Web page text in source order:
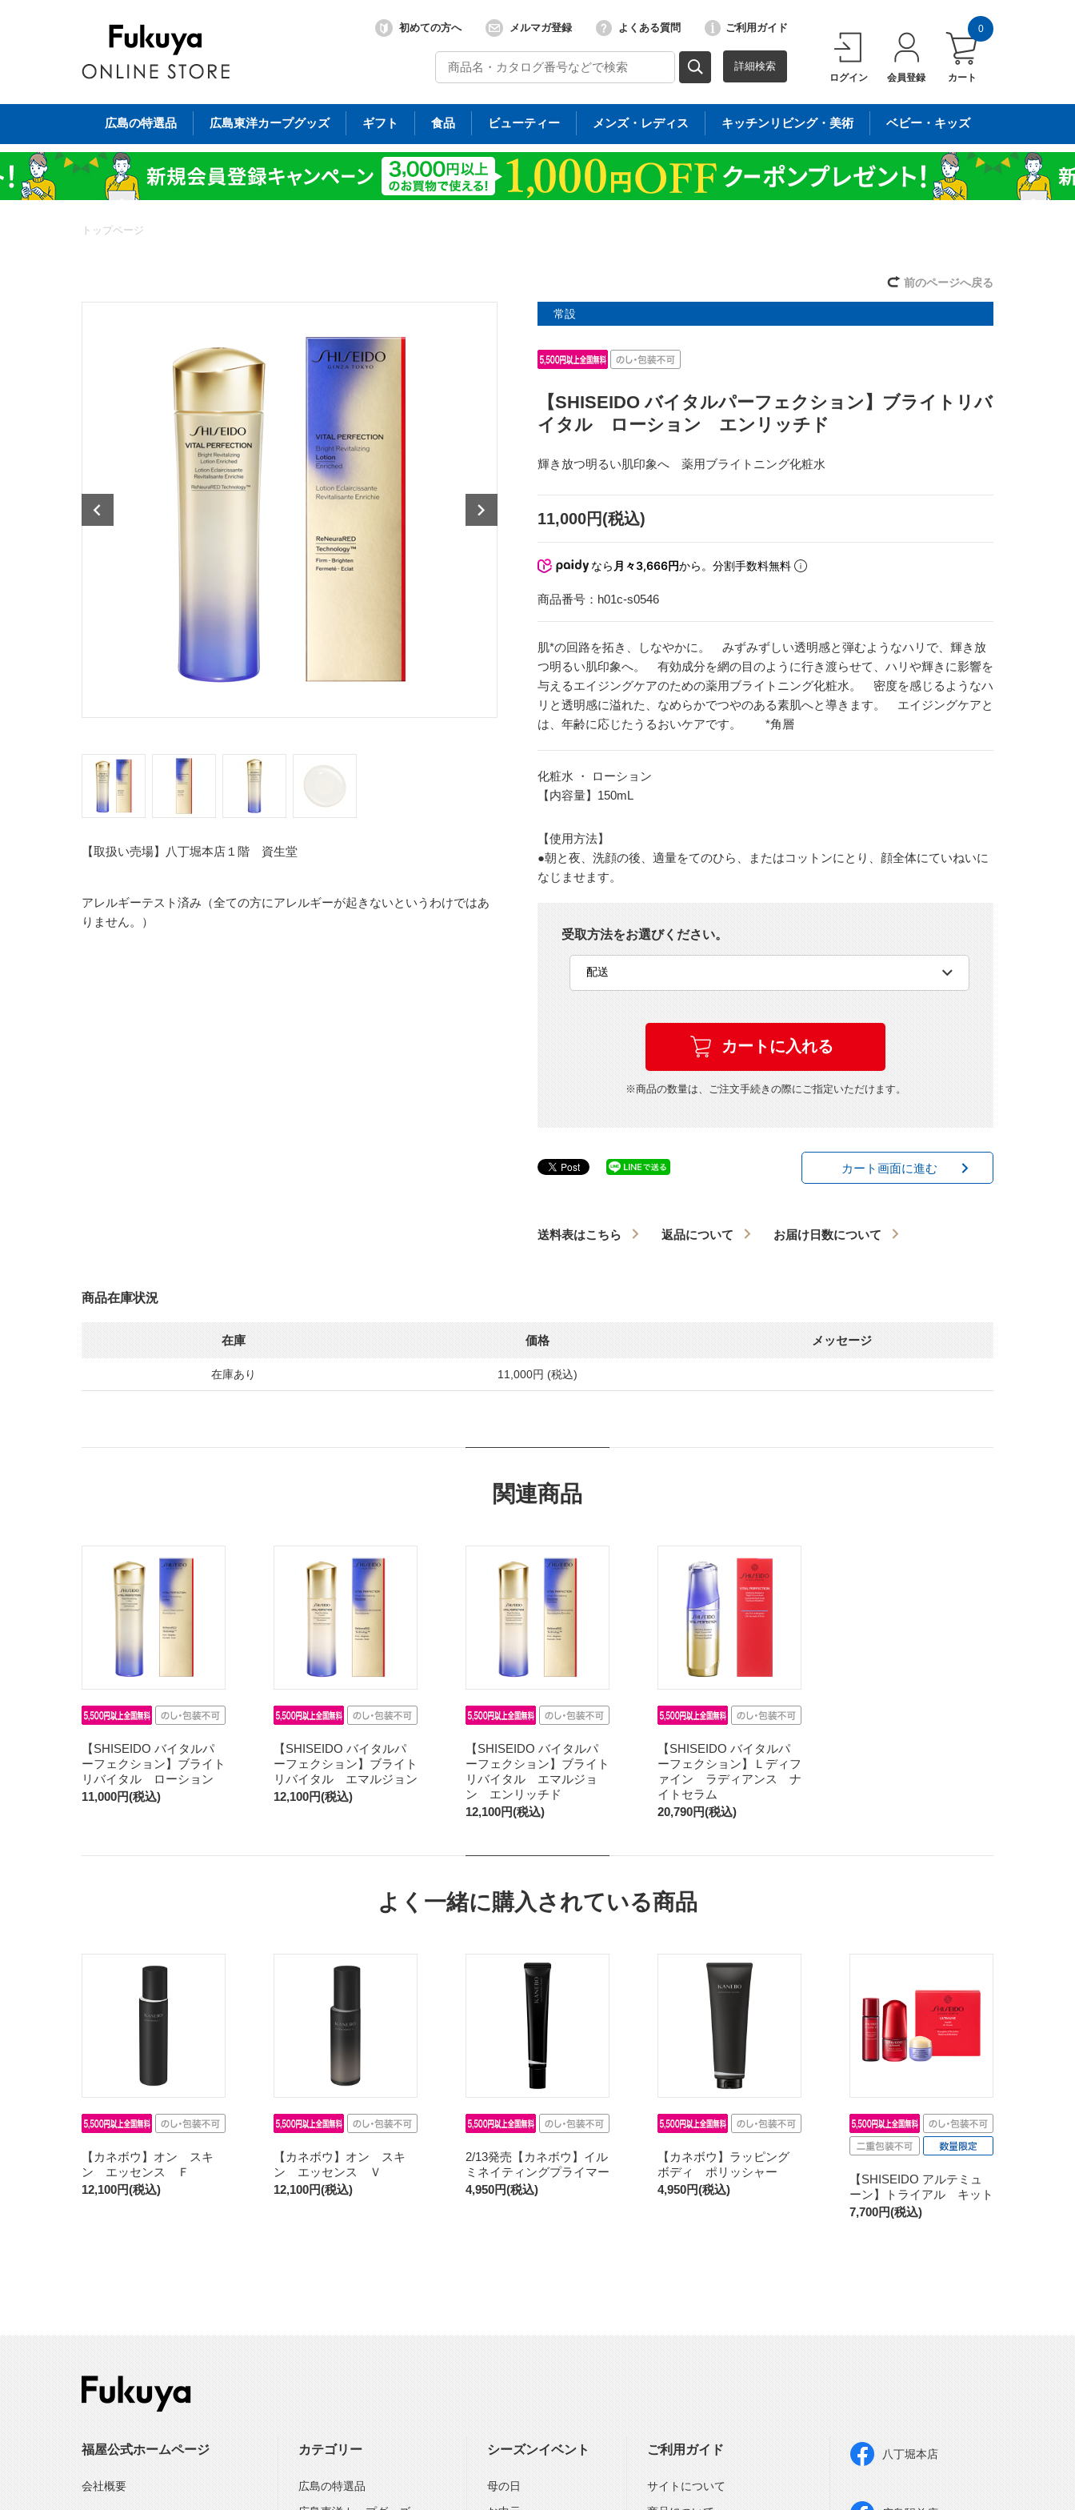
詳細検索
初めての方へ メルマガ登録 よくある質問 ご利用ガイド
ログイン 会員登録 カート
0
広島の特選品 広島東洋カープグッズ ギフト 食品 ビューティー メンズ・レディス キッチンリビング・美術 ベビー・キッズ
トップページ
前のページへ戻る
【取扱い売場】八丁堀本店１階 資生堂
アレルギーテスト済み（全ての方にアレルギーが起きないというわけではあ
りません。）
常設
【SHISEIDO バイタルパーフェクション】ブライトリバ
イタル ローション エンリッチド
輝き放つ明るい肌印象へ 薬用ブライトニング化粧水
11,000円(税込)
なら 月々3,666円から。分割手数料無料
商品番号： h01c-s0546
肌*の回路を拓き、しなやかに。 みずみずしい透明感と弾むようなハリで、輝き放
つ明るい肌印象へ。 有効成分を網の目のように行き渡らせて、ハリや輝きに影響を
与えるエイジングケアのための薬用ブライトニング化粧水。 密度を感じるようなハ
リと透明感に溢れた、なめらかでつやのある素肌へと導きます。 エイジングケアと
は、年齢に応じたうるおいケアです。 *角層
化粧水 ・ ローション
【内容量】150mL
【使用方法】
●朝と夜、洗顔の後、適量をてのひら、またはコットンにとり、顔全体にていねいに
なじませます。
受取方法をお選びください。
※商品の数量は、ご注文手続きの際にご指定いただけます。
カート画面に進む
送料表はこちら 返品について お届け日数について
商品在庫状況
在庫 価格 メッセージ
在庫あり 11,000円 (税込)
関連商品
【SHISEIDO バイタルパ
ーフェクション】ブライト
リバイタル ローション
11,000円(税込)
【SHISEIDO バイタルパ
ーフェクション】ブライト
リバイタル エマルジョン
12,100円(税込)
【SHISEIDO バイタルパ
ーフェクション】ブライト
リバイタル エマルジョ
ン エンリッチド
12,100円(税込)
【SHISEIDO バイタルパ
ーフェクション】Ｌディフ
ァイン ラディアンス ナ
イトセラム
20,790円(税込)
よく一緒に購入されている商品
【カネボウ】オン スキ
ン エッセンス Ｆ
12,100円(税込)
【カネボウ】オン スキ
ン エッセンス Ｖ
12,100円(税込)
2/13発売【カネボウ】イル
ミネイティングプライマー
4,950円(税込)
【カネボウ】ラッピング
ボディ ポリッシャー
4,950円(税込)
【SHISEIDO アルテミュ
ーン】トライアル キット
7,700円(税込)
福屋公式ホームページ
会社概要
カテゴリー
広島の特選品
シーズンイベント
母の日
ご利用ガイド
サイトについて
八丁堀本店